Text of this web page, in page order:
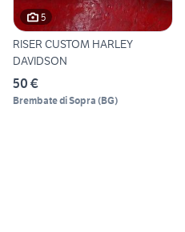
5
RISER CUSTOM HARLEY
DAVIDSON
50 €
Brembate di Sopra (BG)